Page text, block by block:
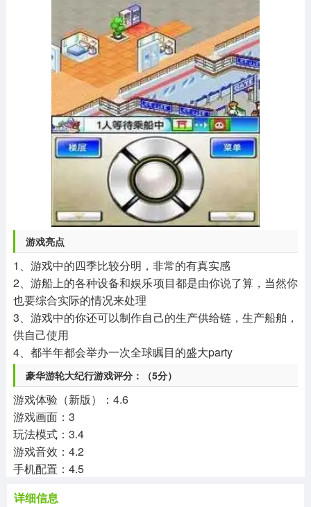
游戏亮点
1、游戏中的四季比较分明，非常的有真实感
2、游船上的各种设备和娱乐项目都是由你说了算，当然你
也要综合实际的情况来处理
3、游戏中的你还可以制作自己的生产供给链，生产船舶，
供自己使用
4、都半年都会举办一次全球瞩目的盛大party
豪华游轮大纪行游戏评分：（5分）
游戏体验（新版）：4.6
游戏画面：3
玩法模式：3.4
游戏音效：4.2
手机配置：4.5
详细信息